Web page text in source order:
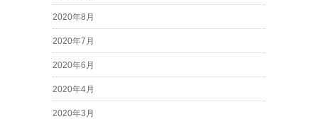
2020年8月
2020年7月
2020年6月
2020年4月
2020年3月